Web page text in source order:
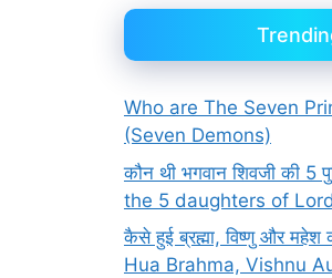
Who are The Seven
(Seven Demons)
कौन थी भगवान शिवजी की 5
the 5 daughters of
कैसे हुई ब्रह्मा, विष्णु और महेश
Hua Brahma, Vishnu